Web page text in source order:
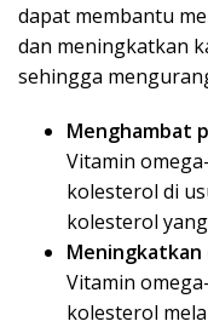
dapat membantu
dan meningkatkan
sehingga
Menghambat
Vitamin
kolesterol di
kolesterol
Vitamin
kolesterol